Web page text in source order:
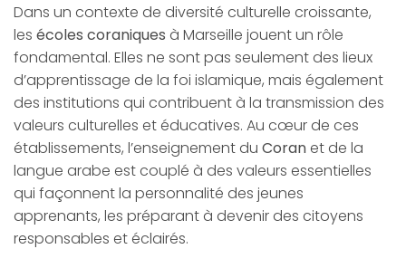
Dans un contexte de diversité culturelle croissante,
les écoles coraniques à Marseille jouent un rôle
fondamental. Elles ne sont pas seulement des lieux
d’apprentissage de la foi islamique, mais également
des institutions qui contribuent à la transmission des
valeurs culturelles et éducatives. Au cœur de ces
établissements, l’enseignement du Coranet de la
langue arabe est couplé à des valeurs essentielles
qui façonnent la personnalité des jeunes
apprenants, les préparant à devenir des citoyens
responsables et éclairés.